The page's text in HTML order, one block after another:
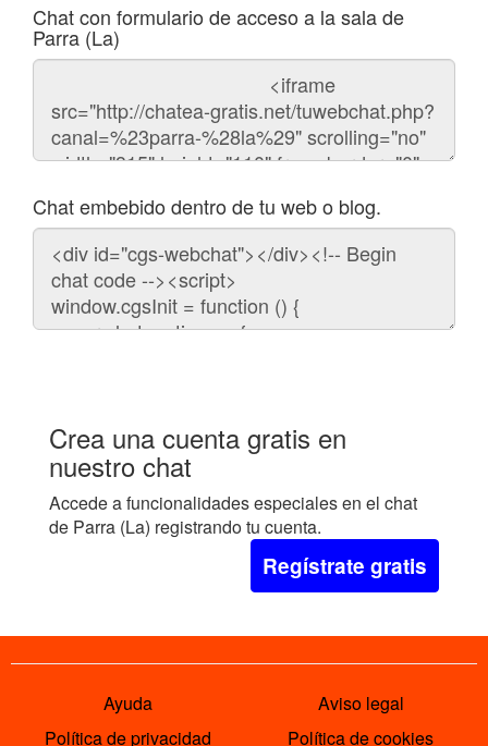
Chat con formulario de acceso a la sala de
Parra (La)
Código
chat
Chat embebido dentro de tu web o blog.
Código
para
embeber
chat
Crea una cuenta gratis en
nuestro chat
Accede a funcionalidades especiales en el chat
de Parra (La) registrando tu cuenta.
Regístrate gratis
Ayuda
Aviso legal
Política de privacidad
Política de cookies